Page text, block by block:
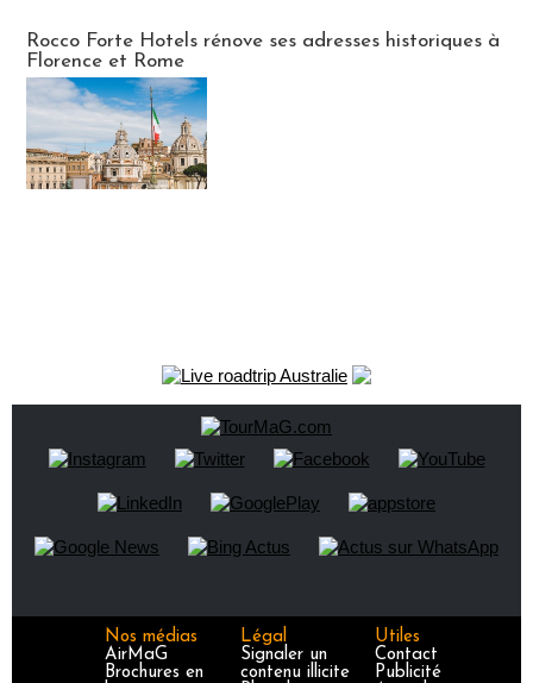
Rocco Forte Hotels rénove ses adresses historiques à
Florence et Rome
Nos médias
AirMaG
Brochures en
Légal
Signaler un
contenu illicite
Utiles
Contact
Publicité